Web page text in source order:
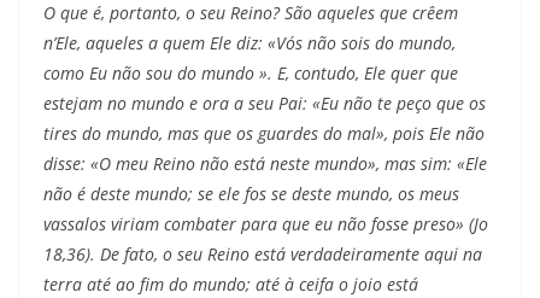
O que é, portanto, o seu Reino? São aqueles que crêem
n’Ele, aqueles a quem Ele diz: «Vós não sois do mundo,
como Eu não sou do mundo ». E, contudo, Ele quer que
estejam no mundo e ora a seu Pai: «Eu não te peço que os
tires do mundo, mas que os guardes do mal», pois Ele não
disse: «O meu Reino não está neste mundo», mas sim: «Ele
não é deste mundo; se ele fos se deste mundo, os meus
vassalos viriam combater para que eu não fosse preso» (Jo
18,36). De fato, o seu Reino está verdadeiramente aqui na
terra até ao fim do mundo; até à ceifa o joio está